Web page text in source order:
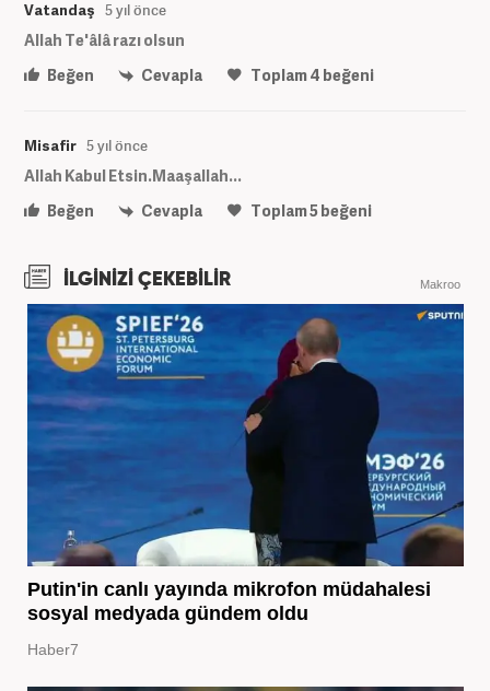
Vatandaş 5 yıl önce
Allah Te'âlâ razı olsun
Beğen
Cevapla Toplam4 beğeni
Misafir 5 yıl önce
Allah Kabul Etsin.Maaşallah...
Beğen
Cevapla Toplam5beğeni
İLGİNİZİ ÇEKEBİLİR Makroo
Putin'in canlı yayında mikrofon müdahalesi
sosyal medyada gündem oldu
Haber7